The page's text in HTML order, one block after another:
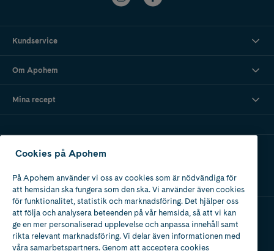
Kundservice
Om Apohem
Mina recept
Ladda ner vår app
Apotek med tillstånd
av Läkemedelsverket
Cookies på Apohem
På Apohem använder vi oss av cookies som är nödvändiga för
att hemsidan ska fungera som den ska. Vi använder även cookies
för funktionalitet, statistik och marknadsföring. Det hjälper oss
att följa och analysera beteenden på vår hemsida, så att vi kan
ge en mer personaliserad upplevelse och anpassa innehåll samt
rikta relevant marknadsföring. Vi delar även informationen med
våra samarbetspartners. Genom att acceptera cookies